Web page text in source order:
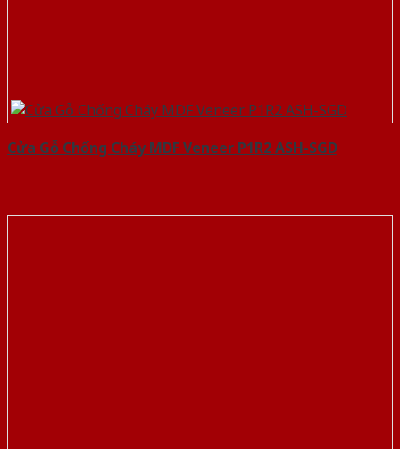
Cửa Gỗ Chống Cháy MDF Veneer P1R2 ASH-SGD